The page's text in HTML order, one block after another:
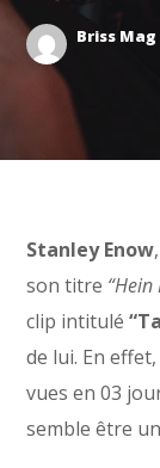
Briss Mag
Stanley Enow
son titre “Hein
clip intitulé
de lui. En
vues en 03
semble être